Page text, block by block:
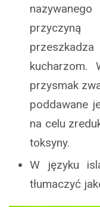
kucharzom.
przysmak
poddawane
na celu
toksyny.
W języku
tłumaczyć